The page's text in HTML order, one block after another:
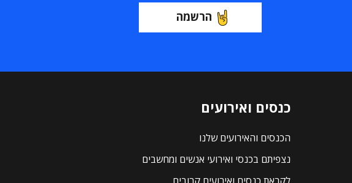
הרשמה
כנסים ואירועים
הכנסים והאירועים שלנו
נצפיתם בכנסי ואירועי אנשים ומחשבים